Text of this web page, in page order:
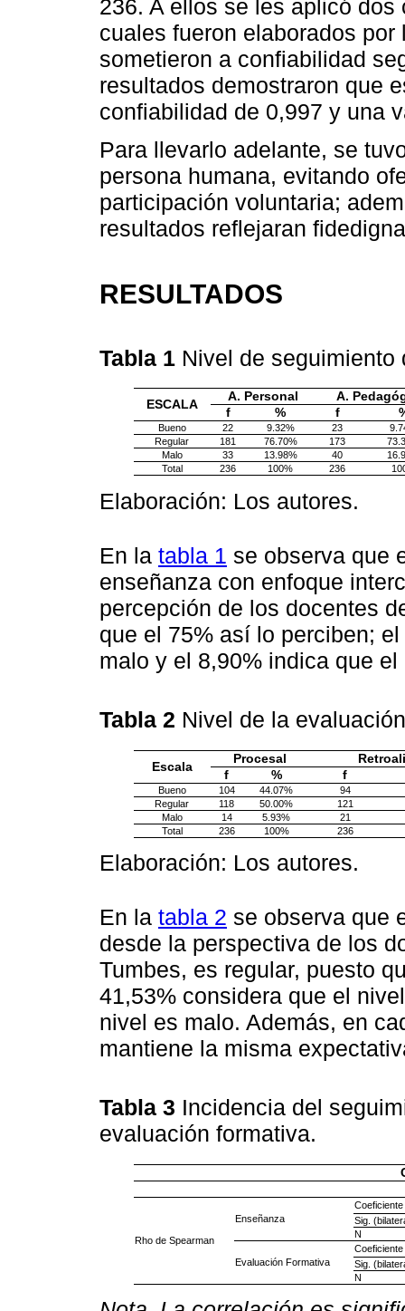
236. A ellos se les aplicó
cuales fueron elaborados
sometieron a confiabilidad
resultados demostraron que
confiabilidad de 0,997 y una
Para llevarlo adelante, se
persona humana, evitando
participación voluntaria;
resultados reflejaran
RESULTADOS
Tabla 1 Nivel de
ESCALA
A. Personal
A.
f
% f
Bueno 22 9.32% 23
Regular
181 76.70% 173
Malo
33 13.98% 40
Total
236 100% 236
Elaboración: Los autores.
En la tabla 1 se observa que
enseñanza con enfoque
percepción de los docentes
que el 75% así lo perciben;
malo y el 8,90% indica que
Tabla 2 Nivel de la
Escala
Procesal
f
% f
Bueno 104 44.07%
94
Regular
118 50.00%
121
Malo
14 5.93%
21
Total
236 100% 236
Elaboración: Los autores.
En la tabla 2 se observa que
desde la perspectiva de los
Tumbes, es regular, puesto
41,53% considera que el
nivel es malo. Además, en
mantiene la misma
Tabla 3 Incidencia del
evaluación formativa.
Rho de Spearman
Enseñanza
Sig.
N
Evaluación Formativa
Sig.
N